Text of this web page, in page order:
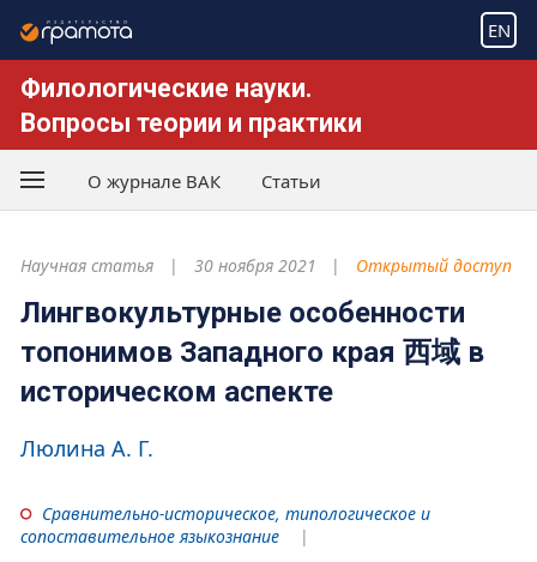
EN
Филологические науки.
Вопросы теории и практики
О журнале ВАК Статьи
Научная статья 30 ноября 2021 Открытый доступ
Лингвокультурные особенности
топонимов Западного края 西域 в
историческом аспекте
Люлина А. Г.
Сравнительно-историческое, типологическое и
сопоставительное языкознание